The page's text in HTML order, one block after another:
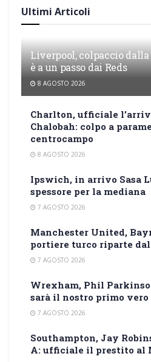
Ultimi Articoli
Liverpool, colpaccio dalla
è a un passo dai Reds
8 AGOSTO 2026
Charlton, ufficiale
Chalobah: colpo a
centrocampo
8 AGOSTO 2026
Ipswich, in arrivo Sasa
spessore per la mediana
7 AGOSTO 2026
Manchester United,
portiere turco riparte
7 AGOSTO 2026
Wrexham, Phil
sarà il nostro primo vero
7 AGOSTO 2026
Southampton, Jay
A: ufficiale il prestito al